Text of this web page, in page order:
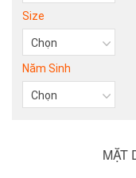
Size
Năm Sinh
MẶT